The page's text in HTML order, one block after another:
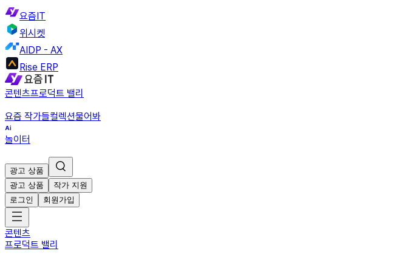
요즘IT
위시켓
AIDP - AX
Rise ERP
콘텐츠프로덕트 밸리
요즘 작가들컬렉션물어봐
놀이터
광고 상품
광고 상품
작가 지원
로그인
회원가입
콘텐츠
프로덕트 밸리